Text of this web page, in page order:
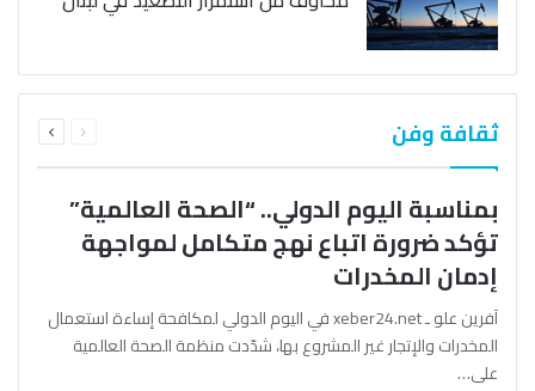
ثقافة وفن الصفحةالصفحة
بمناسبة اليوم الدولي.. “الصحة العالمية”
تؤكد ضرورة اتباع نهج متكامل لمواجهة
إدمان المخدرات
آفرين علو ـ xeber24.net في اليوم الدولي لمكافحة إساءة استعمال
المخدرات والإتجار غير المشروع بها، شدّدت منظمة الصحة العالمية
على…